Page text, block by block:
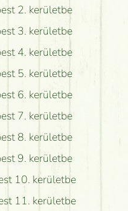
2. kerületbe
3. kerületbe
4. kerületbe
5. kerületbe
6. kerületbe
7. kerületbe
8. kerületbe
9. kerületbe
10. kerületbe
11. kerületbe